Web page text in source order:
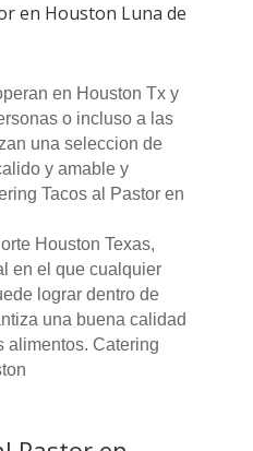
en Houston Luna de
en Houston Tx y
o incluso a las
una seleccion de
y amable y
Tacos al Pastor en
Houston Texas,
en el que cualquier
lograr dentro de
una buena calidad
alimentos. Catering